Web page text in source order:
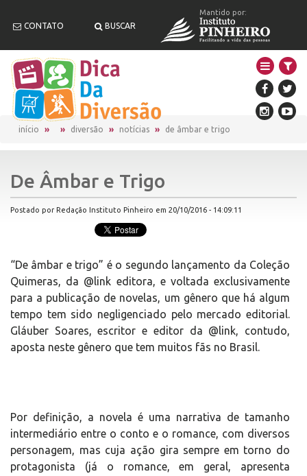
CONTATO BUSCAR
Mantido por:
início diversão notícias de âmbar e trigo
De Âmbar e Trigo
Postado por Redação Instituto Pinheiro em 20/10/2016 - 14:09:11
“De âmbar e trigo” é o segundo lançamento da Coleção
Quimeras, da @link editora, e voltada exclusivamente
para a publicação de novelas, um gênero que há algum
tempo tem sido negligenciado pelo mercado editorial.
Gláuber Soares, escritor e editor da @link, contudo,
aposta neste gênero que tem muitos fãs no Brasil.
Por definição, a novela é uma narrativa de tamanho
intermediário entre o conto e o romance, com diversos
personagem, mas cuja ação gira sempre em torno do
protagonista (já o romance, em geral, apresenta